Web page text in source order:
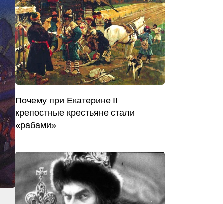
Почему при Екатерине II
крепостные крестьяне стали
«рабами»